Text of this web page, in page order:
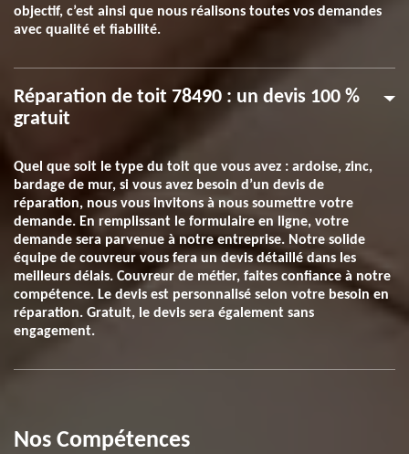
objectif, c’est ainsi que nous réalisons toutes vos demandes
avec qualité et fiabilité.
Réparation de toit 78490 : un devis 100 %
gratuit
Quel que soit le type du toit que vous avez : ardoise, zinc,
bardage de mur, si vous avez besoin d’un devis de
réparation, nous vous invitons à nous soumettre votre
demande. En remplissant le formulaire en ligne, votre
demande sera parvenue à notre entreprise. Notre solide
équipe de couvreur vous fera un devis détaillé dans les
meilleurs délais. Couvreur de métier, faites confiance à notre
compétence. Le devis est personnalisé selon votre besoin en
réparation. Gratuit, le devis sera également sans
engagement.
Nos Compétences